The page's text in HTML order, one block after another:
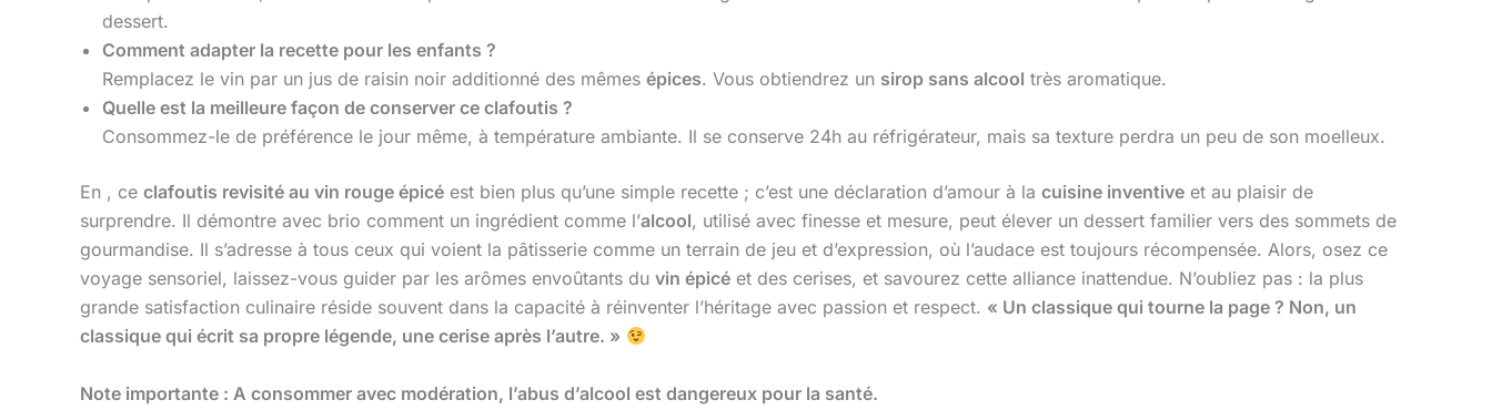
dessert.
Comment adapter la recette pour les enfants ?
Remplacez le vin par un jus de raisin noir additionné des mêmes épices. Vous obtiendrez un sirop sans alcool très aromatique.
Quelle est la meilleure façon de conserver ce clafoutis ?
Consommez-le de préférence le jour même, à température ambiante. Il se conserve 24h au réfrigérateur, mais sa texture perdra un peu de son moelleux.
En , ce clafoutis revisité au vin rouge épicé est bien plus qu’une simple recette ; c’est une déclaration d’amour à la cuisine inventive et au plaisir de
surprendre. Il démontre avec brio comment un ingrédient comme l’alcool, utilisé avec finesse et mesure, peut élever un dessert familier vers des sommets de
gourmandise. Il s’adresse à tous ceux qui voient la pâtisserie comme un terrain de jeu et d’expression, où l’audace est toujours récompensée. Alors, osez ce
voyage sensoriel, laissez-vous guider par les arômes envoûtants du vin épicé et des cerises, et savourez cette alliance inattendue. N’oubliez pas : la plus
grande satisfaction culinaire réside souvent dans la capacité à réinventer l’héritage avec passion et respect. « Un classique qui tourne la page ? Non, un
classique qui écrit sa propre légende, une cerise après l’autre. »
Note importante : A consommer avec modération, l’abus d’alcool est dangereux pour la santé.